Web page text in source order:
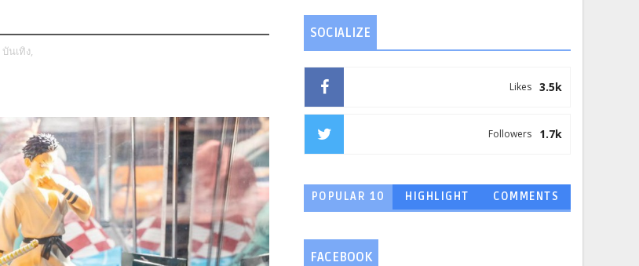
บันเทิง,
SOCIALIZE
3.5k
Likes
1.7k
Followers
POPULAR 10 HIGHLIGHT COMMENTS
FACEBOOK